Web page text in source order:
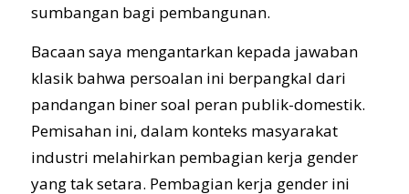
sumbangan bagi pembangunan.
Bacaan saya mengantarkan kepada jawaban
klasik bahwa persoalan ini berpangkal dari
pandangan biner soal peran publik-domestik.
Pemisahan ini, dalam konteks masyarakat
industri melahirkan pembagian kerja gender
yang tak setara. Pembagian kerja gender ini